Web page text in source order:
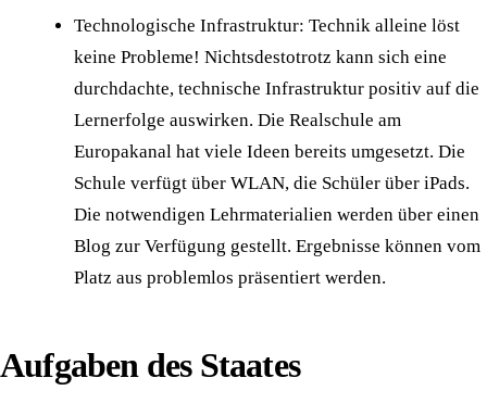
Technologische Infrastruktur: Technik alleine löst
keine Probleme! Nichtsdestotrotz kann sich eine
durchdachte, technische Infrastruktur positiv auf die
Lernerfolge auswirken. Die Realschule am
Europakanal hat viele Ideen bereits umgesetzt. Die
Schule verfügt über WLAN, die Schüler über iPads.
Die notwendigen Lehrmaterialien werden über einen
Blog zur Verfügung gestellt. Ergebnisse können vom
Platz aus problemlos präsentiert werden.
Aufgaben des Staates